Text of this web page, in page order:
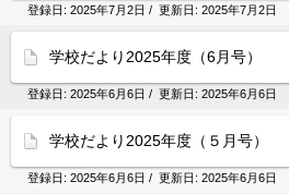
登録日: 2025年7月2日 / 更新日: 2025年7月2日
学校だより2025年度（6月号）
登録日: 2025年6月6日 / 更新日: 2025年6月6日
学校だより2025年度（５月号）
登録日: 2025年6月6日 / 更新日: 2025年6月6日